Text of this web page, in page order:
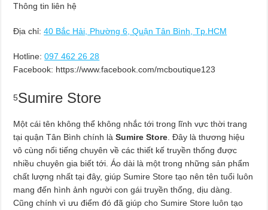
Thông tin liên hệ
Địa chỉ:40 Bắc Hải, Phường 6, Quận Tân Bình, Tp.HCM
Hotline: 097 462 26 28
Facebook: https://www.facebook.com/mcboutique123
5Sumire Store
Một cái tên không thể không nhắc tới trong lĩnh vực thời trang
tại quận Tân Bình chính làSumire Store . Đây là thương hiệu
vô cùng nổi tiếng chuyên về các thiết kế truyền thống được
nhiều chuyên gia biết tới. Áo dài là một trong những sản phẩm
chất lượng nhất tại đây, giúp Sumire Store tạo nên tên tuổi luôn
mang đến hình ảnh người con gái truyền thống, dịu dàng.
Cũng chính vì ưu điểm đó đã giúp cho Sumire Store luôn tạo